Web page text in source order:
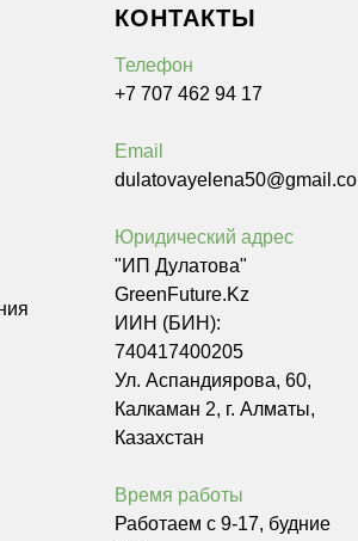
КОНТАКТЫ
Телефон
+7 707 462 94 17
Email
Юридический адрес
"ИП Дулатова"
GreenFuture.Kz
ИИН (БИН):
740417400205
Ул. Аспандиярова, 60,
Калкаман 2, г. Алматы,
Казахстан
Время работы
Работаем с 9-17, будние